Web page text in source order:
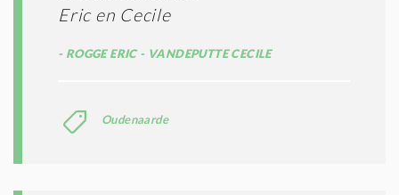
Eric en Cecile
ROGGE ERIC - VANDEPUTTE CECILE
Oudenaarde